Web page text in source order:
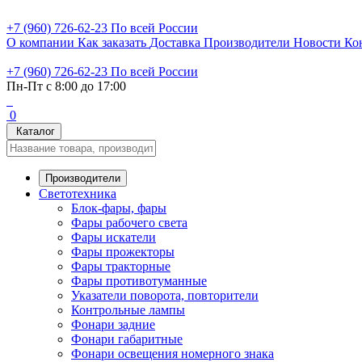
+7 (960) 726-62-23 По всей России
О компании Как заказать Доставка Производители Новости
+7 (960) 726-62-23 По всей России
Пн-Пт с 8:00 до 17:00
0
Каталог
Производители
Светотехника
Блок-фары, фары
Фары рабочего света
Фары искатели
Фары прожекторы
Фары тракторные
Фары противотуманные
Указатели поворота, повторители
Контрольные лампы
Фонари задние
Фонари габаритные
Фонари освещения номерного знака